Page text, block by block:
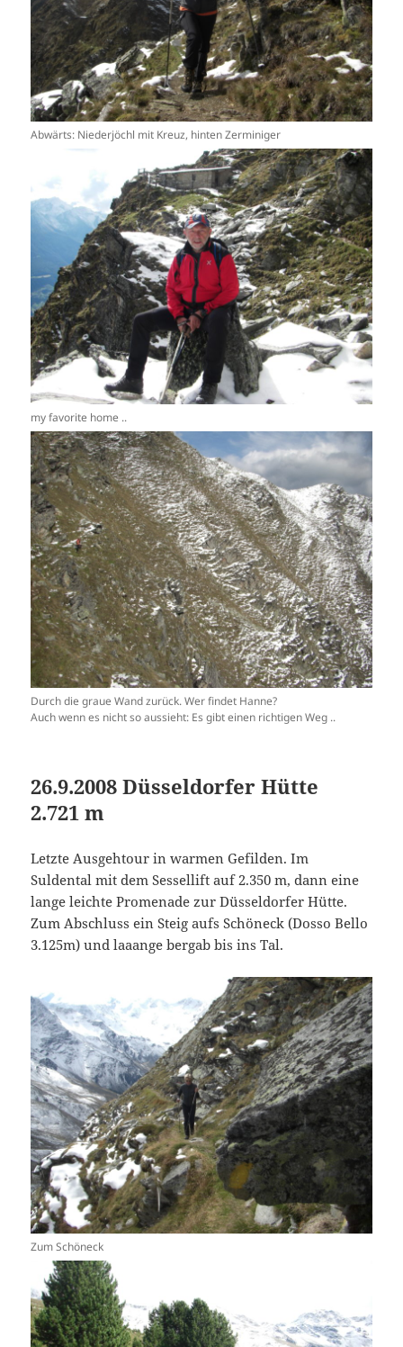
Abwärts: Niederjöchl mit Kreuz, hinten Zerminiger
my favorite home ..
Durch die graue Wand zurück. Wer findet Hanne?
Auch wenn es nicht so aussieht: Es gibt einen richtigen Weg ..
26.9.2008 Düsseldorfer Hütte
2.721 m
Letzte Ausgehtour in warmen Gefilden. Im
Suldental mit dem Sessellift auf 2.350 m, dann eine
lange leichte Promenade zur Düsseldorfer Hütte.
Zum Abschluss ein Steig aufs Schöneck (Dosso Bello
3.125m) und laaange bergab bis ins Tal.
Zum Schöneck